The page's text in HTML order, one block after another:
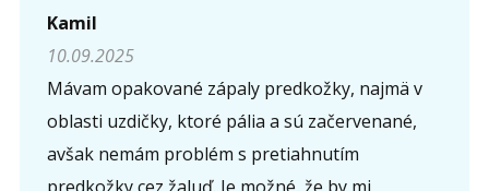
Napíšte otázku
Meno (*)
Komentár (*)
Kamil
10.09.2025
Mávam opakované zápaly predkožky, najmä v
oblasti uzdičky, ktoré pália a sú začervenané,
avšak nemám problém s pretiahnutím